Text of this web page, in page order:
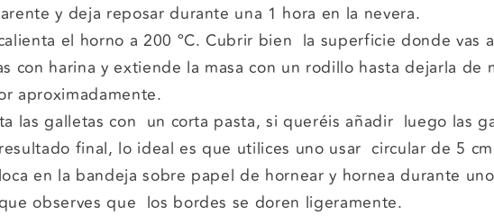
y deja reposar durante una 1 hora en la nevera.
el horno a 200 ºC. Cubrir bien la superficie donde vas
con harina y extiende la masa con un rodillo hasta dejarla de
aproximadamente.
las galletas con un corta pasta, si queréis añadir luego las
final, lo ideal es que utilices uno usar circular de 5
en la bandeja sobre papel de hornear y hornea durante
observes que los bordes se doren ligeramente.